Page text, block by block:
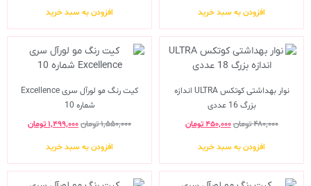
افزودن به سبد خرید افزودن به سبد خرید
نوار بهداشتی کوتکس ULTRA اندازه
بزرگ 16 عددی
۴۸۰,۰۰۰تومان۴۵۰,۰۰۰ تومان
افزودن به سبد خرید
کیت رنگ مو لورآل سری Excellence
شماره 10
۱,۵۵۰,۰۰۰تومان۱,۴۹۹,۰۰۰ تومان
افزودن به سبد خرید